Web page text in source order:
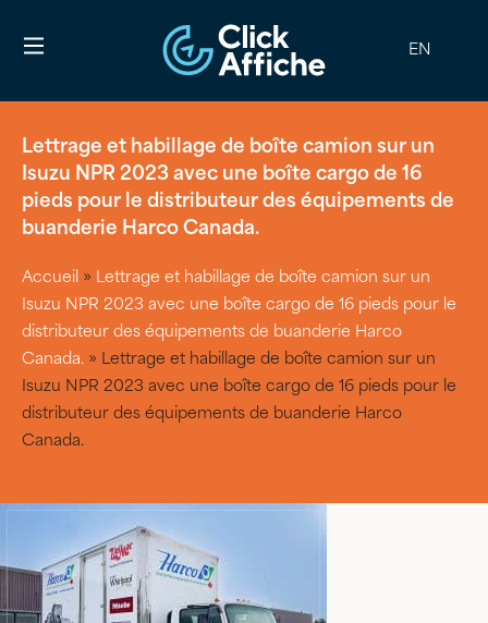
EN
Lettrage et habillage de boîte camion sur un
Isuzu NPR 2023 avec une boîte cargo de 16
pieds pour le distributeur des équipements de
buanderie Harco Canada.
Accueil » Lettrage et habillage de boîte camion sur un
Isuzu NPR 2023 avec une boîte cargo de 16 pieds pour le
distributeur des équipements de buanderie Harco
Canada. » Lettrage et habillage de boîte camion sur un
Isuzu NPR 2023 avec une boîte cargo de 16 pieds pour le
distributeur des équipements de buanderie Harco
Canada.